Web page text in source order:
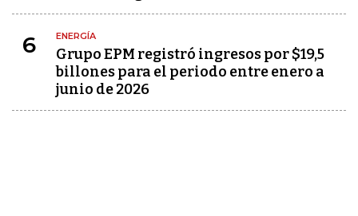
6 ENERGÍA
Grupo EPM registró ingresos por $19,5
billones para el periodo entre enero a
junio de 2026